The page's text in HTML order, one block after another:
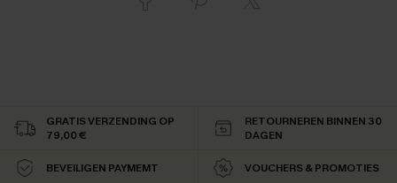
GRATIS VERZENDING OP
79,00 €
RETOURNEREN BINNEN 30
DAGEN
BEVEILIGEN PAYMEMT VOUCHERS & PROMOTIES